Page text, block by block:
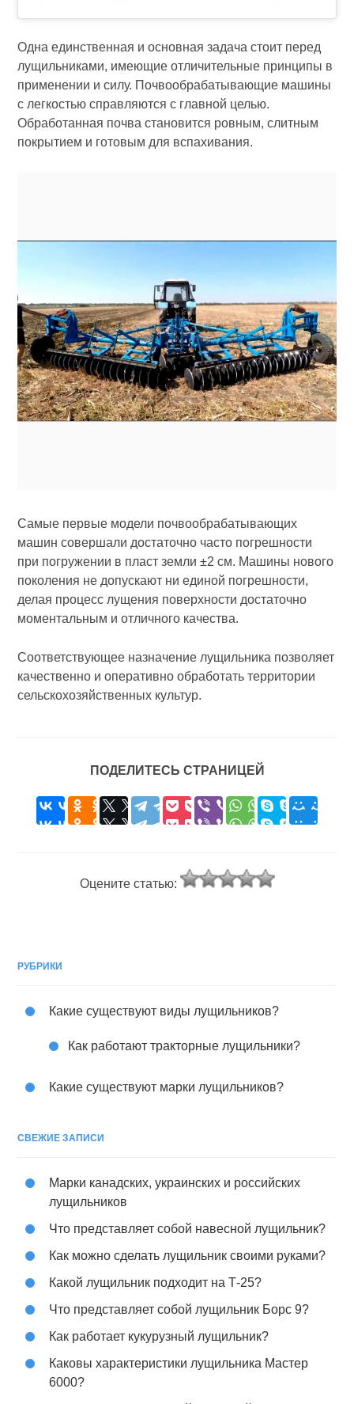
Одна единственная и основная задача стоит перед
лущильниками, имеющие отличительные принципы в
применении и силу. Почвообрабатывающие машины
с легкостью справляются с главной целью.
Обработанная почва становится ровным, слитным
покрытием и готовым для вспахивания.
Самые первые модели почвообрабатывающих
машин совершали достаточно часто погрешности
при погружении в пласт земли ±2 см. Машины нового
поколения не допускают ни единой погрешности,
делая процесс лущения поверхности достаточно
моментальным и отличного качества.
Соответствующее назначение лущильника позволяет
качественно и оперативно обработать территории
сельскохозяйственных культур.
ПОДЕЛИТЕСЬ СТРАНИЦЕЙ
Оцените статью:
РУБРИКИ
Какие существуют виды лущильников?
Как работают тракторные лущильники?
Какие существуют марки лущильников?
СВЕЖИЕ ЗАПИСИ
Марки канадских, украинских и российских
лущильников
Что представляет собой навесной лущильник?
Как можно сделать лущильник своими руками?
Какой лущильник подходит на Т-25?
Что представляет собой лущильник Борс 9?
Как работает кукурузный лущильник?
Каковы характеристики лущильника Мастер
6000?